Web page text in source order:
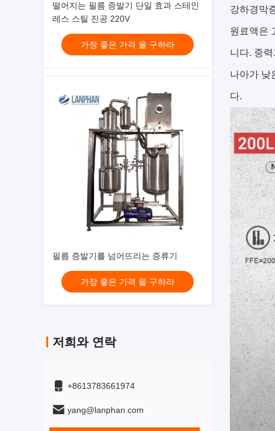
떨어지는 필름 증발기 단일 효과 스테인
레스 스틸 진공 220V
가장 좋은 가격 을 구하라
필름 증발기를 넘어뜨리는 증류기
가장 좋은 가격 을 구하라
저희와 연락
+8613783661974
yang@lanphan.com
강하경막
원료액은
니다. 중
나아가 낮
다.